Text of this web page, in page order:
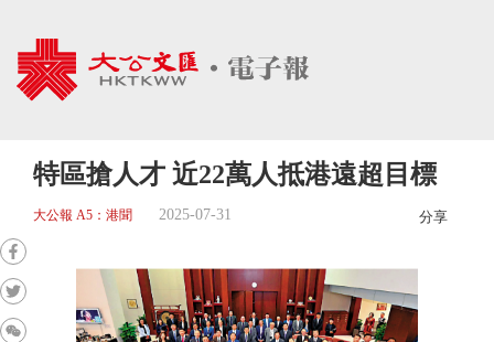
特區搶人才 近22萬人抵港遠超目標
大公報 A5：港聞 2025-07-31 分享